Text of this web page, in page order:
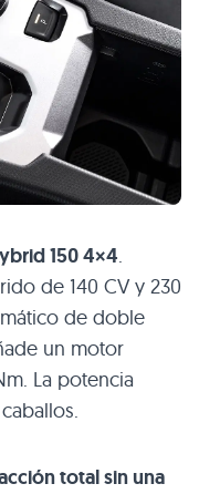
150 4×4.
de 140 CV y 230
de doble
un motor
La potencia
total sin una